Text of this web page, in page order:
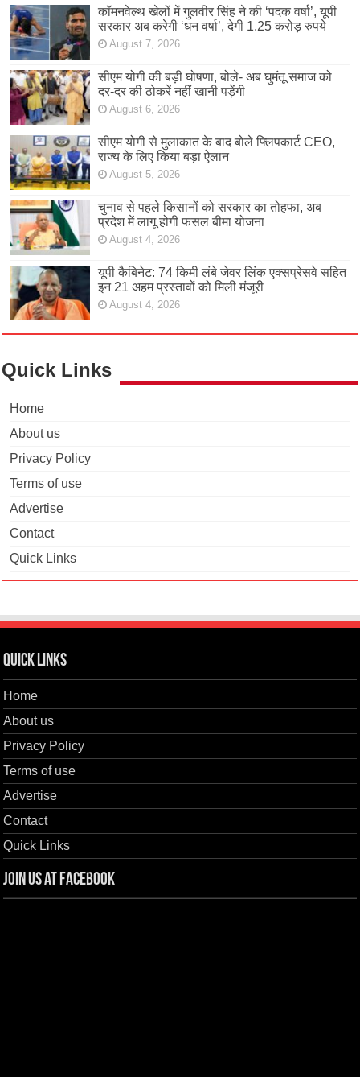
कॉमनवेल्थ खेलों में गुलवीर सिंह ने की ‘पदक वर्षा’, यूपी
सरकार अब करेगी ‘धन वर्षा’, देगी 1.25 करोड़ रुपये
August 7, 2026
सीएम योगी की बड़ी घोषणा, बोले- अब घुमंतू समाज को
दर-दर की ठोकरें नहीं खानी पड़ेंगी
August 6, 2026
सीएम योगी से मुलाकात के बाद बोले फ्लिपकार्ट CEO,
राज्य के लिए किया बड़ा ऐलान
August 5, 2026
चुनाव से पहले किसानों को सरकार का तोहफा, अब
प्रदेश में लागू होगी फसल बीमा योजना
August 4, 2026
यूपी कैबिनेट: 74 किमी लंबे जेवर लिंक एक्सप्रेसवे सहित
इन 21 अहम प्रस्तावों को मिली मंजूरी
August 4, 2026
Quick Links
Home
About us
Privacy Policy
Terms of use
Advertise
Contact
Quick Links
Quick Links
Home
About us
Privacy Policy
Terms of use
Advertise
Contact
Quick Links
Join us at Facebook